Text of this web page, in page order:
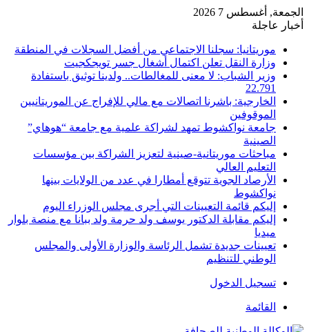
الجمعة, أغسطس 7 2026
أخبار عاجلة
موريتانيا: سجلنا الاجتماعي من أفضل السجلات في المنطقة
وزارة النقل تعلن اكتمال أشغال جسر تويجكجيت
وزير الشباب: لا معنى للمغالطات.. ولدينا توثيق باستفادة
22.791
الخارجية: باشرنا اتصالات مع مالي للإفراج عن الموريتانيين
الموقوفين
جامعة نواكشوط تمهد لشراكة علمية مع جامعة “هوهاي”
الصينية
مباحثات موريتانية-صينية لتعزيز الشراكة بين مؤسسات
التعليم العالي
الأرصاد الجوية تتوقع أمطارا في عدد من الولايات بينها
نواكشوط
إليكم قائمة التعيينات التي أجرى مجلس الوزراء اليوم
إليكم مقابلة الدكتور يوسف ولد حرمة ولد ببانا مع منصة بلوار
ميديا
تعيينات جديدة تشمل الرئاسة والوزارة الأولى والمجلس
الوطني للتنظيم
تسجيل الدخول
القائمة